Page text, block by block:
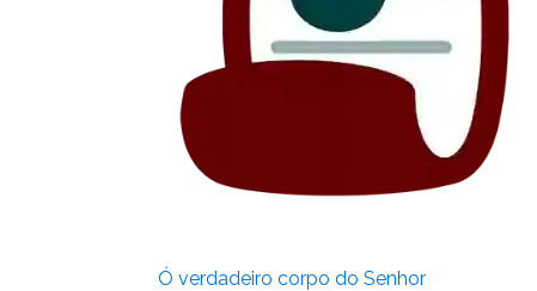
Ó verdadeiro corpo do Senhor